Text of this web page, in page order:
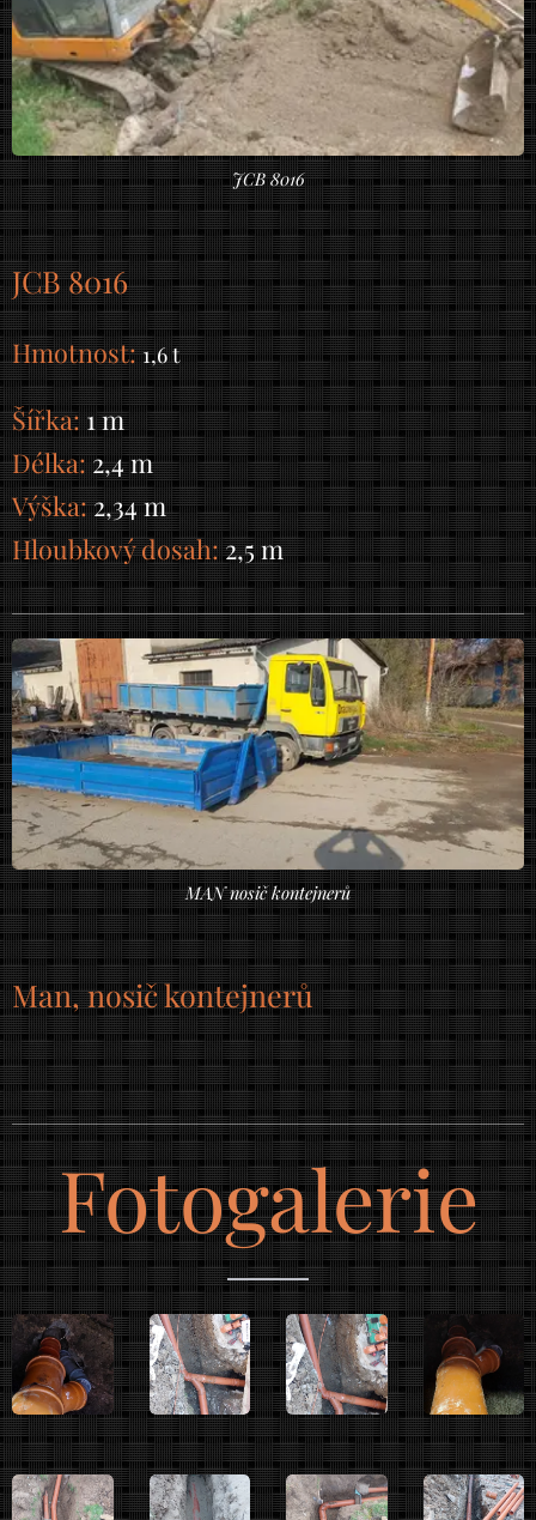
JCB 8016
JCB 8016
Hmotnost: 1,6 t
Šířka: 1 m
Délka:2,4 m
Výška:2,34 m
Hloubkový dosah:2,5 m
MAN nosič kontejnerů
Man, nosič kontejnerů
Fotogalerie